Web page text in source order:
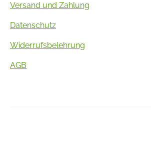
Versand und Zahlung
Datenschutz
Widerrufsbelehrung
AGB